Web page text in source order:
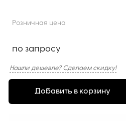
Розничная цена
по запросу
Нашли дешевле? Сделаем скидку!
Добавить в корзину